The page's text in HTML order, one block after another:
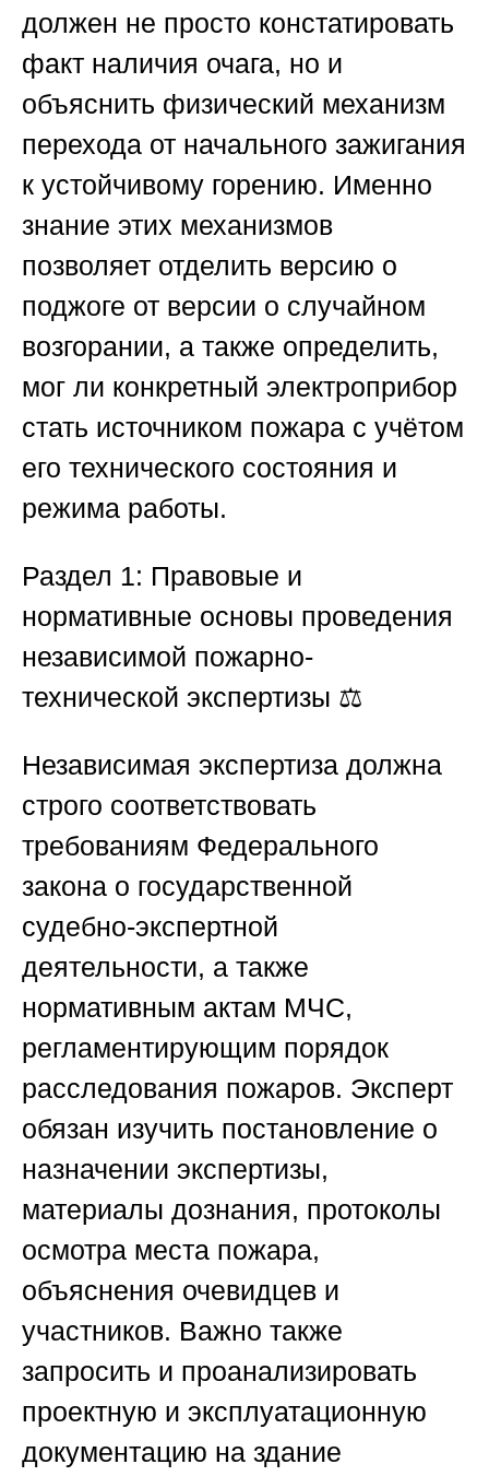
должен не просто констатировать
факт наличия очага, но и
объяснить физический механизм
перехода от начального зажигания
к устойчивому горению. Именно
знание этих механизмов
позволяет отделить версию о
поджоге от версии о случайном
возгорании, а также определить,
мог ли конкретный электроприбор
стать источником пожара с учётом
его технического состояния и
режима работы.
Раздел 1: Правовые и
нормативные основы проведения
независимой пожарно-
технической экспертизы ⚖️
Независимая экспертиза должна
строго соответствовать
требованиям Федерального
закона о государственной
судебно-экспертной
деятельности, а также
нормативным актам МЧС,
регламентирующим порядок
расследования пожаров. Эксперт
обязан изучить постановление о
назначении экспертизы,
материалы дознания, протоколы
осмотра места пожара,
объяснения очевидцев и
участников. Важно также
запросить и проанализировать
проектную и эксплуатационную
документацию на здание